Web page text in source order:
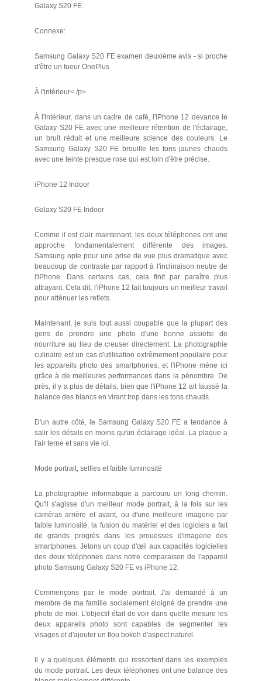
Galaxy S20 FE.
Connexe:
Samsung Galaxy S20 FE examen deuxième avis - si proche
d'être un tueur OnePlus
À l'intérieur< /p>
À l'intérieur, dans un cadre de café, l'iPhone 12 devance le
Galaxy S20 FE avec une meilleure rétention de l'éclairage,
un bruit réduit et une meilleure science des couleurs. Le
Samsung Galaxy S20 FE brouille les tons jaunes chauds
avec une teinte presque rose qui est loin d'être précise.
iPhone 12 Indoor
Galaxy S20 FE Indoor
Comme il est clair maintenant, les deux téléphones ont une
approche fondamentalement différente des images.
Samsung opte pour une prise de vue plus dramatique avec
beaucoup de contraste par rapport à l'inclinaison neutre de
l'iPhone. Dans certains cas, cela finit par paraître plus
attrayant. Cela dit, l'iPhone 12 fait toujours un meilleur travail
pour atténuer les reflets.
Maintenant, je suis tout aussi coupable que la plupart des
gens de prendre une photo d'une bonne assiette de
nourriture au lieu de creuser directement. La photographie
culinaire est un cas d'utilisation extrêmement populaire pour
les appareils photo des smartphones, et l'iPhone mène ici
grâce à de meilleures performances dans la pénombre. De
près, il y a plus de détails, bien que l'iPhone 12 ait faussé la
balance des blancs en virant trop dans les tons chauds.
D'un autre côté, le Samsung Galaxy S20 FE a tendance à
salir les détails en moins qu'un éclairage idéal. La plaque a
l'air terne et sans vie ici.
Mode portrait, selfies et faible luminosité
La photographie informatique a parcouru un long chemin.
Qu'il s'agisse d'un meilleur mode portrait, à la fois sur les
caméras arrière et avant, ou d'une meilleure imagerie par
faible luminosité, la fusion du matériel et des logiciels a fait
de grands progrès dans les prouesses d'imagerie des
smartphones. Jetons un coup d'œil aux capacités logicielles
des deux téléphones dans notre comparaison de l'appareil
photo Samsung Galaxy S20 FE vs iPhone 12.
Commençons par le mode portrait. J'ai demandé à un
membre de ma famille socialement éloigné de prendre une
photo de moi. L'objectif était de voir dans quelle mesure les
deux appareils photo sont capables de segmenter les
visages et d'ajouter un flou bokeh d'aspect naturel.
Il y a quelques éléments qui ressortent dans les exemples
du mode portrait. Les deux téléphones ont une balance des